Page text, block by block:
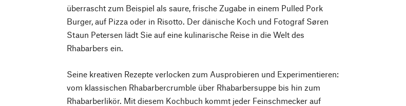
überrascht zum Beispiel als saure, frische Zugabe in einem Pulled Pork
Burger, auf Pizza oder in Risotto. Der dänische Koch und Fotograf Søren
Staun Petersen lädt Sie auf eine kulinarische Reise in die Welt des
Rhabarbers ein.
Seine kreativen Rezepte verlocken zum Ausprobieren und Experimentieren:
vom klassischen Rhabarbercrumble über Rhabarbersuppe bis hin zum
Rhabarberlikör. Mit diesem Kochbuch kommt jeder Feinschmecker auf